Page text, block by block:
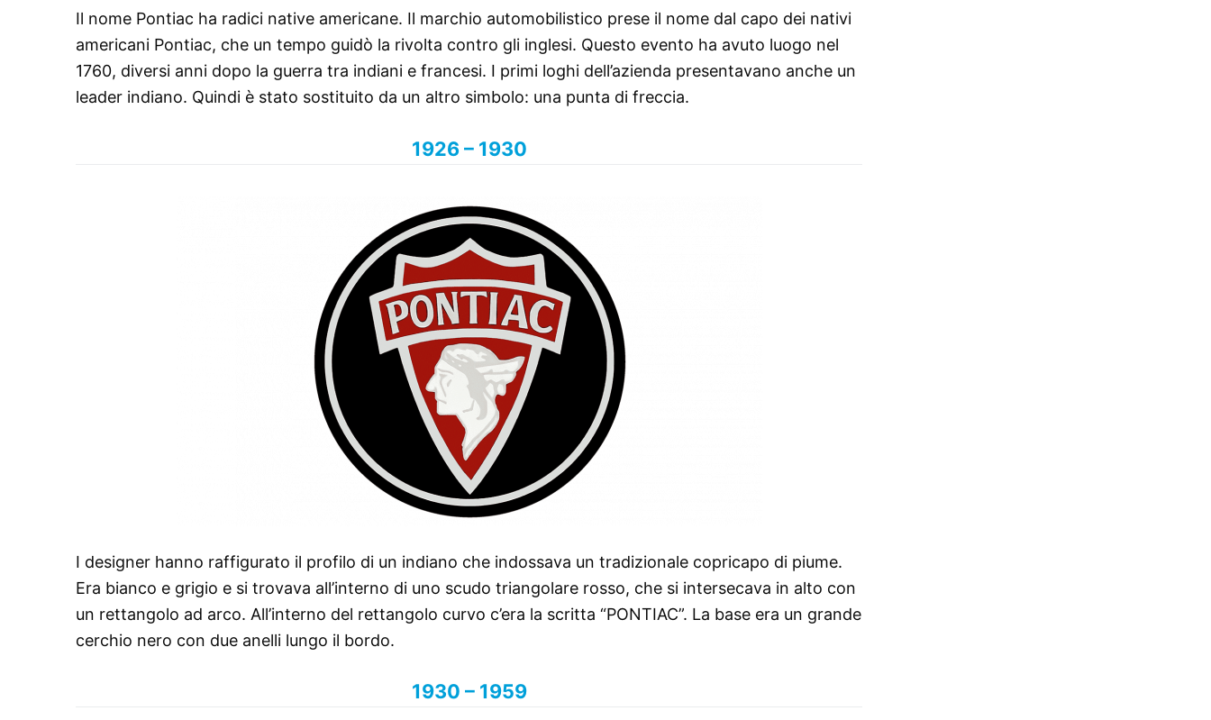
Il nome Pontiac ha radici native americane. Il marchio automobilistico prese il nome dal capo dei nativi
americani Pontiac, che un tempo guidò la rivolta contro gli inglesi. Questo evento ha avuto luogo nel
1760, diversi anni dopo la guerra tra indiani e francesi. I primi loghi dell’azienda presentavano anche un
leader indiano. Quindi è stato sostituito da un altro simbolo: una punta di freccia.
1926 – 1930
I designer hanno raffigurato il profilo di un indiano che indossava un tradizionale copricapo di piume.
Era bianco e grigio e si trovava all’interno di uno scudo triangolare rosso, che si intersecava in alto con
un rettangolo ad arco. All’interno del rettangolo curvo c’era la scritta “PONTIAC”. La base era un grande
cerchio nero con due anelli lungo il bordo.
1930 – 1959